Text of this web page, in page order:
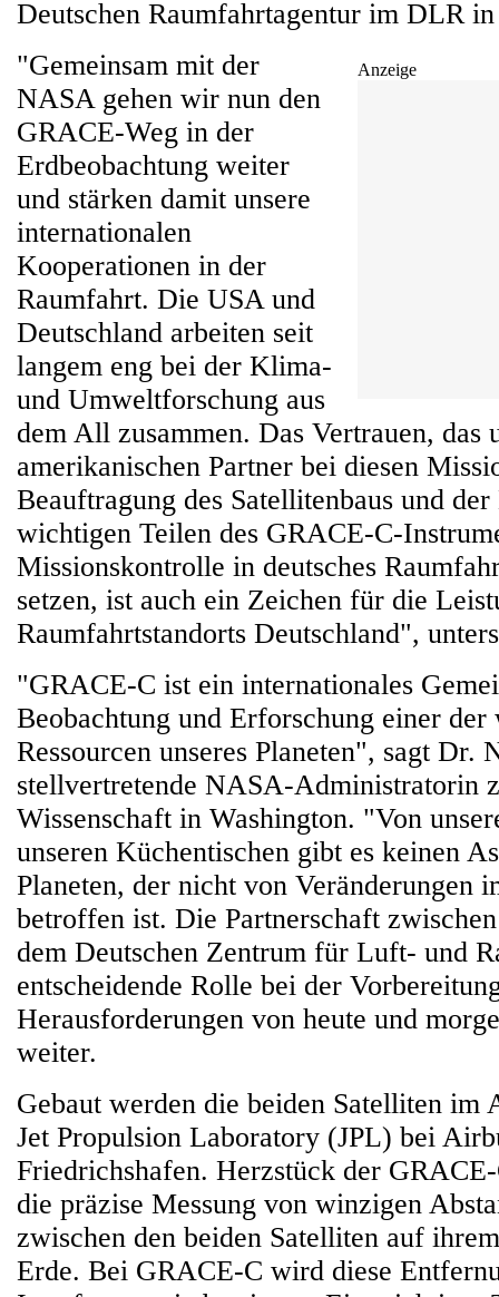
Deutschen Raumfahrtagentur im DLR
Anzeige
"Gemeinsam mit der
NASA gehen wir nun den
GRACE-Weg in der
Erdbeobachtung weiter
und stärken damit unsere
internationalen
Kooperationen in der
Raumfahrt. Die USA und
Deutschland arbeiten seit
langem eng bei der Klima-
und Umweltforschung aus
dem All zusammen. Das Vertrauen, das
amerikanischen Partner bei diesen
Beauftragung des Satellitenbaus und
wichtigen Teilen des GRACE-C-
Missionskontrolle in deutsches
setzen, ist auch ein Zeichen für die
Raumfahrtstandorts Deutschland",
"GRACE-C ist ein internationales
Beobachtung und Erforschung einer der
Ressourcen unseres Planeten", sagt Dr.
stellvertretende NASA-Administratorin
Wissenschaft in Washington. "Von
unseren Küchentischen gibt es keinen
Planeten, der nicht von Veränderungen
betroffen ist. Die Partnerschaft
dem Deutschen Zentrum für Luft- und
entscheidende Rolle bei der
Herausforderungen von heute und
weiter.
Gebaut werden die beiden Satelliten im
Jet Propulsion Laboratory (JPL) bei
Friedrichshafen. Herzstück der
die präzise Messung von winzigen
zwischen den beiden Satelliten auf
Erde. Bei GRACE-C wird diese